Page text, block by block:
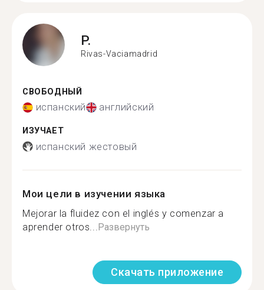
P.
Rivas-Vaciamadrid
СВОБОДНЫЙ
испанский английский
ИЗУЧАЕТ
испанский жестовый
Мои цели в изучении языка
Mejorar la fluidez con el inglés y comenzar a
aprender otros... Развернуть
Скачать приложение